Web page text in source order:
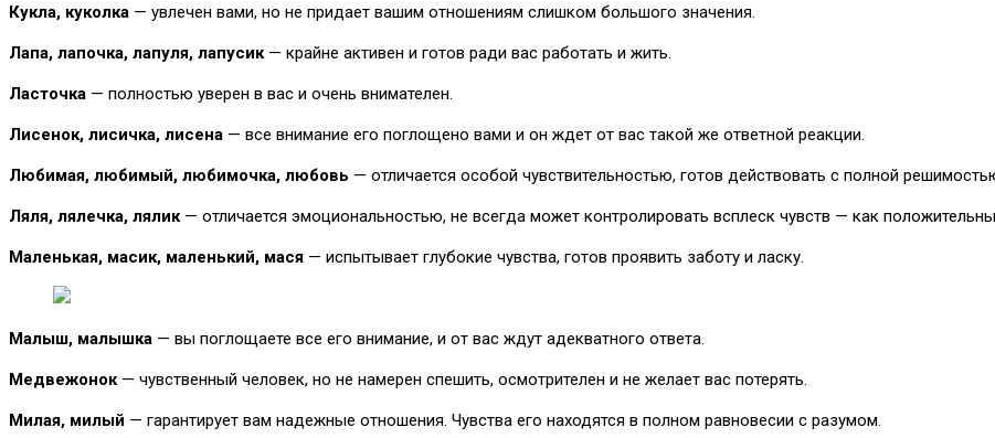
Кукла, куколка — увлечен вами, но не придает вашим отношениям слишком большого значения.
Лапа, лапочка, лапуля, лапусик— крайне активен и готов ради вас работать и жить.
Ласточка — полностью уверен в вас и очень внимателен.
Лисенок, лисичка, лисена — все внимание его поглощено вами и он ждет от вас такой же ответной реакции.
Любимая, любимый, любимочка, любовь — отличается особой чувствительностью, готов действовать с полной
Ляля, лялечка, лялик— отличается эмоциональностью, не всегда может контролировать всплеск чувств — как
Маленькая, масик, маленький, мася — испытывает глубокие чувства, готов проявить заботу и ласку.
Малыш, малышка — вы поглощаете все его внимание, и от вас ждут адекватного ответа.
Медвежонок— чувственный человек, но не намерен спешить, осмотрителен и не желает вас потерять.
Милая, милый — гарантирует вам надежные отношения. Чувства его находятся в полном равновесии с разумом.